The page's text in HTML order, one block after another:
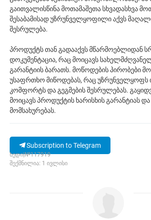
გაითვალისწინა მოთამაშეთა სხვადასხვა
შესაბამისად უზრუნველყოფილი აქვს
შესრულება.
პროდუქტს თან გადააქვს მწარმოებლიდან
დოკუმენტაცია, რაც მოიცავს
გარანტიის ბარათს. მოწოდების პირობები
უსაფრთხო მიწოდებას, რაც უზრუნველყოფს
კომფორტს და გეგმების შესრულებას.
მოიცავს პროდუქტის ხარისხის გარანტიას
მომსახურებას.
Subscription to Telegram
ხედი|№117919
შექმნილია: 1 ივლისი